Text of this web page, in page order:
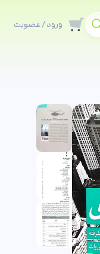
ورود / عضویت